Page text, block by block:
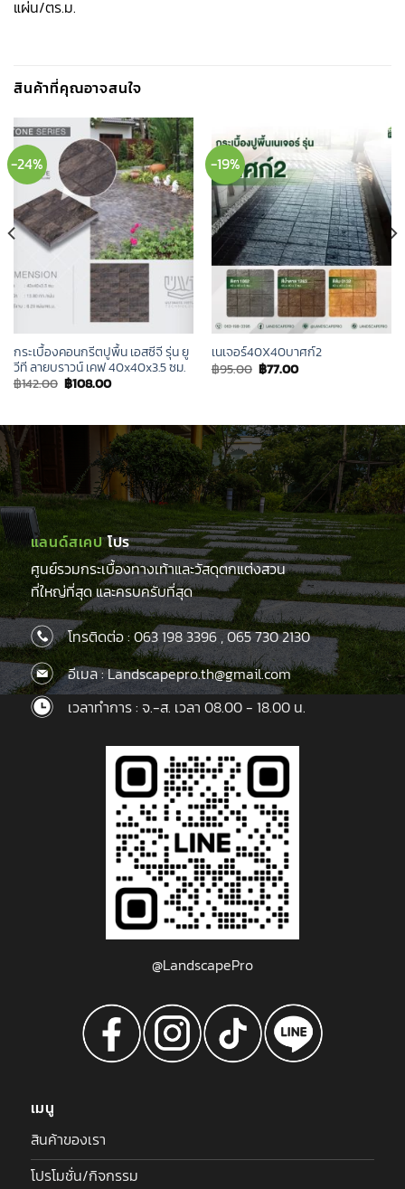
แผ่น/ตร.ม.
สินค้าที่คุณอาจสนใจ
-24%
กระเบื้องคอนกรีตปูพื้น เอสซีจี รุ่น ยู
วีที ลายบราวน์ เคฟ 40x40x3.5 ซม.
฿142.00 Original
price
฿108.00Current
-19%
เนเจอร์40X40บาศก์2
฿95.00 Original
price
฿77.00Current
price
แลนด์สเคปโปร
ศูนย์รวมกระเบื้องทางเท้าและวัสดุตกแต่งสวน
ที่ใหญ่ที่สุด และครบครับที่สุด
โทรติดต่อ :063 198 3396,065 730 2130
อีเมล : Landscapepro.th@gmail.com
เวลาทำการ : จ.-ส. เวลา 08.00 - 18.00 น.
@LandscapePro
เมนู
สินค้าของเรา
โปรโมชั่น/กิจกรรม